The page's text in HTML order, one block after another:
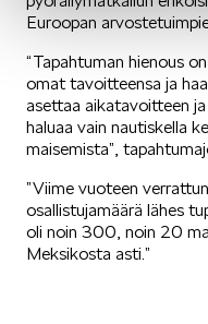
Euroopan
“Tapahtuman hienous
omat tavoitteensa ja
asettaa aikatavoitteen
haluaa vain nautiskella
maisemista”,
”Viime vuoteen
osallistujamäärä lähes
oli noin 300, noin 20
Meksikosta asti.”